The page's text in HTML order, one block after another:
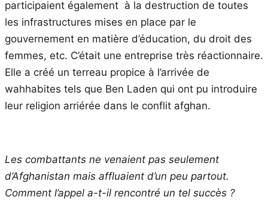
participaient également à la destruction de toutes
les infrastructures mises en place par le
gouvernement en matière d’éducation, du droit des
femmes, etc. C’était une entreprise très réactionnaire.
Elle a créé un terreau propice à l’arrivée de
wahhabites tels que Ben Laden qui ont pu introduire
leur religion arriérée dans le conflit afghan.
Les combattants ne venaient pas seulement
d’Afghanistan mais affluaient d’un peu partout.
Comment l’appel a-t-il rencontré un tel succès ?